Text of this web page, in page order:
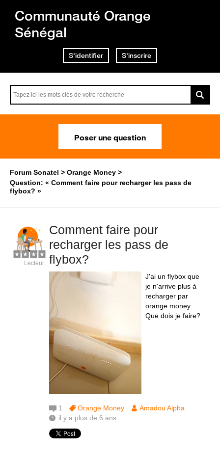
Communauté Orange
Sénégal
S'identifier S'inscrire
Poser une question
Forum Sonatel
Orange Money
Question: « Comment faire pour recharger les pass de
flybox? »
Comment faire pour
recharger les pass de
flybox?
J'ai un flybox que
je n'arrive plus à
recharger par
orange money.
Que dois je faire?
Lecteur
1 Orange Money
Amadou Alpha
il y a plus de 6 ans